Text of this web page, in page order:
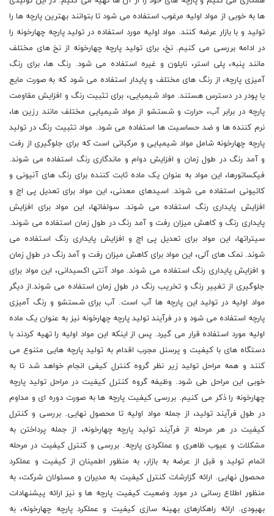
ها به خوبی از مواد اولیه مرغوب استفاده می شود تا بتوانند بهترین پارچه ها را
تولید و با بازار عرضه کنند. مواد اولیه مورد استفاده در تولید پارچه چهارخونه را
در ادامه بررسی می کنیم. نخ، برای تولید پارچه چهارخونه از نخ های مختلف
مانند پنبه، پلی استر، نایلون و غیره استفاده می شود. رنگ ها، برای رنگ
آمیزی پارچه، از رنگ های مختلف و پایدار استفاده می شود که به صورت مایع
یا پودر در دسترس هستند. مواد شیمیایی، برای تثبیت رنگ و افزایش مقاومت
پارچه در برابر آب، حرارت و شستشو از مواد شیمیایی مختلف مانند رزین ها،
نرم کننده ها و ضد حساسیت ها استفاده می شود. مواد تثبیت رنگ در تولید
پارچه چهارخونه شامل مواد شیمیایی و مرکباتی است که برای جلوگیری از رفت
و آمد رنگ در طول زمان و افزایش دوام و ماندگاری رنگ استفاده می شوند.
فیکساتورها، این مواد به عنوان یک ماده ثابت کننده برای رنگ های آنیونی و
کاتیونی استفاده می شوند. اسیدهای معدنی، این مواد برای تعدیل پی اچ و
افزایش پایداری رنگ استفاده می شوند. سولفاتها، این مواد برای افزایش
پایداری رنگ و کاهش میزان رفت و آمد رنگ در طول زمان استفاده می شوند.
سیتراتها، این مواد برای تعدیل پی اچ و افزایش پایداری رنگ استفاده می
شوند. نمک های آلی، این مواد برای کاهش میزان رفت و آمد رنگ در طول زمان
و افزایش پایداری رنگ استفاده می شوند. مواد آنتی اکسیدانی، این مواد برای
جلوگیری از تغییر رنگ و تخریب رنگ در طول زمان استفاده می شوند.از دیگر
مواد اولیه در تولید این پارچه ها آب است. آب برای شستشو و رنگ آمیزی
پارچه استفاده می شود و در فرآیند تولید پارچه چهارخونه نیز به عنوان یک ماده
اولیه مورد استفاده قرار می گیرد. پس از اینکه این مواد اولیه را تهیه کردند با
دستگاه های با کیفیت و پرسنل مجرب اقدام به تولید پارچه هایی متنوع می
کنند و همه مراحل تولید زیر نظر گروه کنترل کیفی انجام خواهد شد تا به
خوبی این مراحل طی شود. وظیفه گروه کنترل کیفیت در مراحل تولید پارچه
چهارخونه را ذکر می کنیم. بررسی کیفیت پارچه ها به صورت دوره ای و مداوم
در طول فرآیند تولید، از جمله مواد اولیه تا محصول نهایی. بررسی و کنترل
کیفیت در هر مرحله از فرآیند تولید پارچه چهارخونه، از جمله پرداختن به
مشکلات و عیوب ظاهری و عملکردی پارچه. بررسی و کنترل کیفیت در مرحله
اتمام تولید و قبل از عرضه به بازار، به منظور اطمینان از کیفیت و عملکرد
محصول نهایی. ارائه گزارشات کنترل کیفیت به مدیران و مسئولان شرکت، به
منظور اطلاع رسانی در مورد وضعیت کیفیت پارچه ها و نیز ارائه پیشنهادات
بهبودی. ارائه راهکارهای بهینه سازی کیفیت و عملکرد پارچه چهارخونه، به